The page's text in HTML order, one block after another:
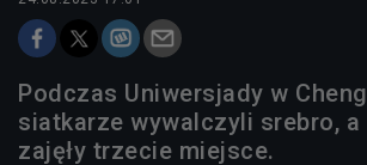
Podczas Uniwersjady w
siatkarze wywalczyli srebro,
zajęły trzecie miejsce.